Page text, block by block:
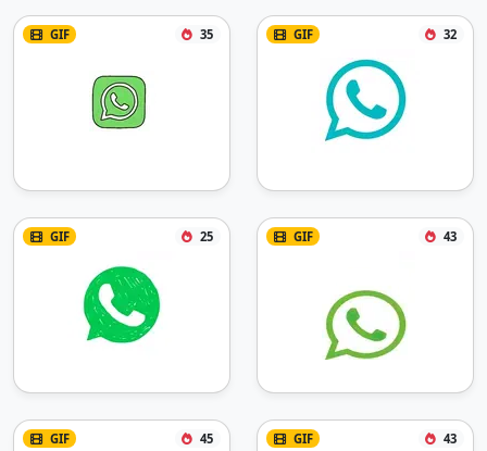
GIF 35 GIF 32
GIF 25 GIF 43
GIF 45 GIF 43